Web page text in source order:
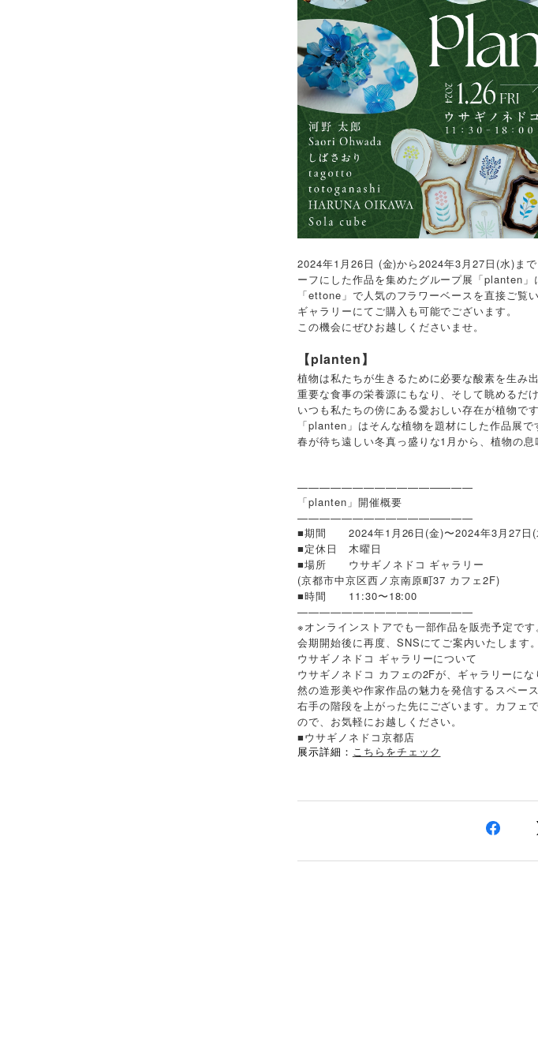
2024年1月26日 (金)から2024年3月27日(水)ま
ーフにした作品を集めたグループ展「planten」
「ettone」で人気のフラワーベースを直接ご覧
ギャラリーにてご購入も可能でございます。
この機会にぜひお越しくださいませ。
【planten】
植物は私たちが生きるために必要な酸素を生み出
重要な食事の栄養源にもなり、そして眺めるだ
いつも私たちの傍にある愛おしい存在が植物です
「planten」はそんな植物を題材にした作品展で
春が待ち遠しい冬真っ盛りな1月から、植物の息
————————————————
「planten」開催概要
————————————————
■期間 2024年1月26日(金)〜2024年3月27日(
■定休日 木曜日
■場所 ウサギノネドコ ギャラリー
(京都市中京区西ノ京南原町37 カフェ2F)
■時間 11:30〜18:00
————————————————
※オンラインストアでも一部作品を販売予定です
会期開始後に再度、SNSにてご案内いたします。
ウサギノネドコ ギャラリーについて
ウサギノネドコ カフェの2Fが、ギャラリーに
然の造形美や作家作品の魅力を発信するスペー
右手の階段を上がった先にございます。カフェ
ので、お気軽にお越しください。
■ウサギノネドコ京都店
展示詳細： こちらをチェック